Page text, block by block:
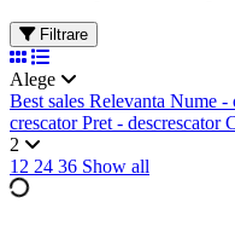
Filtrare
Alege
Best sales Relevanta Nume -
crescatorPret - descrescator
2
12 24 36 Show all